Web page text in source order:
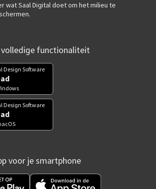
wat Saal Digital doet om het milieu te
functionaliteit
Design Software
Design Software
voor je smartphone